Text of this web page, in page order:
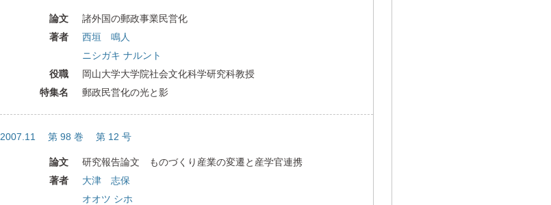
論文
諸外国の郵政事業民営化
著者
西垣 鳴人
ニシガキ ナルント
役職
岡山大学大学院社会文化科学研究科教授
特集名
郵政民営化の光と影
2007.11 第 98 巻 第 12 号
論文
研究報告論文 ものづくり産業の変遷と産学官連携
著者
大津 志保
オオツ シホ